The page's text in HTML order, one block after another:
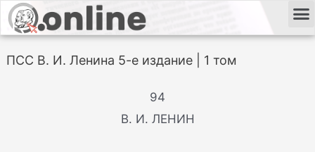
ПСС В. И. Ленина 5-е издание | 1 том
94
В. И. ЛЕНИН